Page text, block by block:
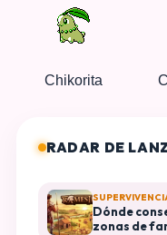
Chikorita
RADAR DE
Dónde
zonas de